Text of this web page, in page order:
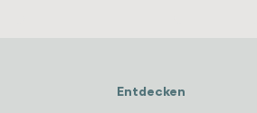
Entdecken